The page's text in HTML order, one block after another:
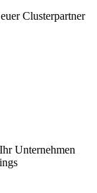
Clusterpartner
Unternehmen